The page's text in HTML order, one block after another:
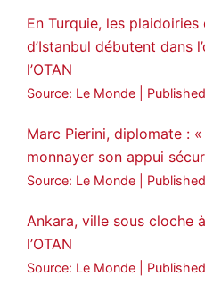
En Turquie, les
d’Istanbul débutent dans
l’OTAN
Source: Le Monde
Marc Pierini, diplomate :
monnayer son appui
Source: Le Monde
Ankara, ville sous cloche
l’OTAN
Source: Le Monde